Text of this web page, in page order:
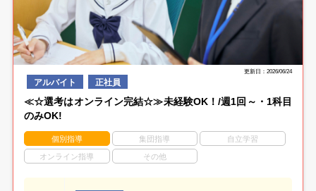
更新日：2026/06/24
アルバイト 正社員
≪☆選考はオンライン完結☆≫未経験OK！/週1回～・1科目
のみOK!
個別指導 集団指導 自立学習
オンライン指導 その他